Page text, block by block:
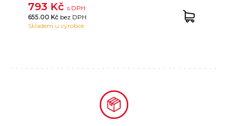
793 Kčs DPH
655.00 Kč bez DPH
Skladem u výrobce